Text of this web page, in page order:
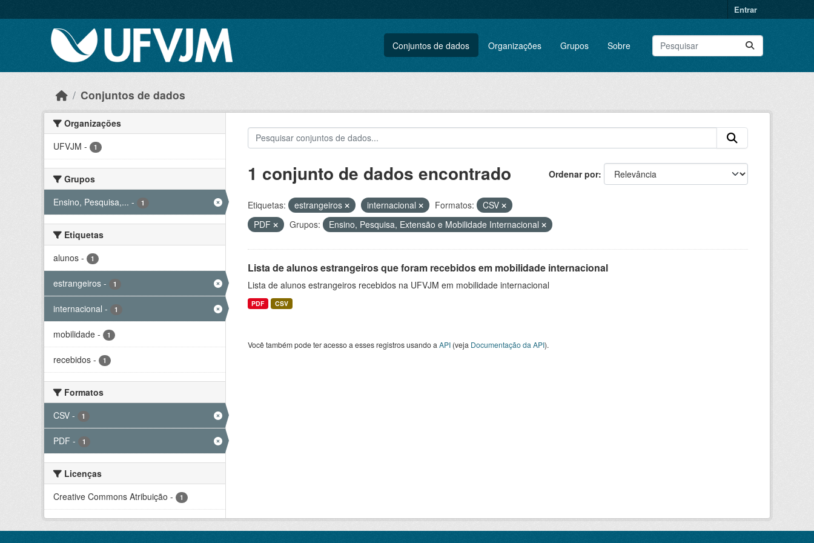
Entrar
Conjuntos de dados Organizações Grupos Sobre
Conjuntos de dados
Organizações
UFVJM - 1
Grupos
Ensino, Pesquisa,... - 1
Etiquetas
alunos - 1
estrangeiros - 1
internacional - 1
mobilidade - 1
recebidos - 1
Formatos
CSV - 1
PDF - 1
Licenças
Creative Commons Atribuição - 1
Ordenar por
1 conjunto de dados encontrado
Etiquetas: estrangeiros internacional Formatos:
CSV
PDF
Grupos: Ensino, Pesquisa, Extensão e Mobilidade Internacional
Lista de alunos estrangeiros que foram recebidos em mobilidade internacional
Lista de alunos estrangeiros recebidos na UFVJM em mobilidade internacional
PDF CSV
Você também pode ter acesso a esses registros usando a API(veja Documentação da API).